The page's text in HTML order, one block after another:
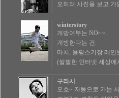
오히려 사진을 보고 가
winterstory
개방여부는 NO~~.
개방한다는 건.
마치, 용평스키장 레
(쌀벌한 인터넷 세상
구라시
오호~ 자동으로 가는